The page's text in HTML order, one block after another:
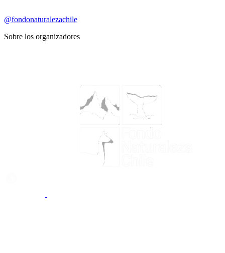
@fondonaturalezachile
Sobre los organizadores